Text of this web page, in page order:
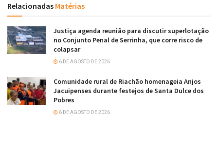
Relacionadas Matérias
Justiça agenda reunião para discutir superlotação
no Conjunto Penal de Serrinha, que corre risco de
colapsar
6 DE AGOSTO DE 2026
Comunidade rural de Riachão homenageia Anjos
Jacuipenses durante festejos de Santa Dulce dos
Pobres
6 DE AGOSTO DE 2026